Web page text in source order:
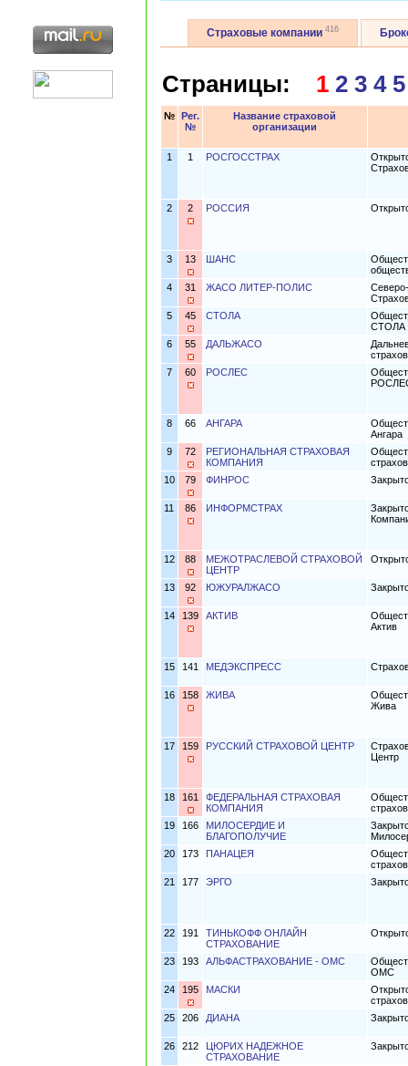
Страховые компании 416
Страницы: 1 2 3 4 5
№
Рег.
№
Название страховой
организации
1 1 РОСГОССТРАХ
2 2 РОССИЯ
3 13 ШАНС
4
31 ЖАСО ЛИТЕР-ПОЛИС
5
45 СТОЛА
СТОЛА
6
55 ДАЛЬЖАСО
7
60 РОСЛЕС
8 66 АНГАРА
Ангара
9
72
РЕГИОНАЛЬНАЯ СТРАХОВАЯ
КОМПАНИЯ
10
79 ФИНРОС
11 86 ИНФОРМСТРАХ
12 88
МЕЖОТРАСЛЕВОЙ СТРАХОВОЙ
ЦЕНТР
13 92 ЮЖУРАЛЖАСО
14 139 АКТИВ
Актив
15 141 МЕДЭКСПРЕСС
16 158 ЖИВА
Жива
17 159 РУССКИЙ СТРАХОВОЙ ЦЕНТР
Центр
18 161
ФЕДЕРАЛЬНАЯ СТРАХОВАЯ
КОМПАНИЯ
19
166
МИЛОСЕРДИЕ И
БЛАГОПОЛУЧИЕ
20
173 ПАНАЦЕЯ
21
177 ЭРГО
22 191
ТИНЬКОФФ ОНЛАЙН
СТРАХОВАНИЕ
23 193 АЛЬФАСТРАХОВАНИЕ - ОМС
ОМС
24
195 МАСКИ
25
206 ДИАНА
26 212
ЦЮРИХ НАДЕЖНОЕ
СТРАХОВАНИЕ